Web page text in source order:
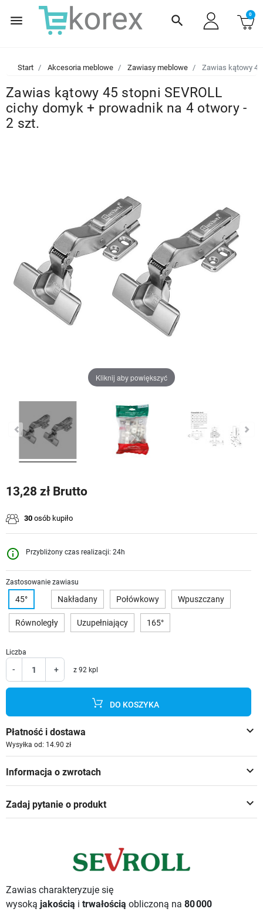
menu search 0
Start Akcesoria meblowe Zawiasy meblowe Zawias kątowy
Zawias kątowy 45 stopni SEVROLL
cichy domyk + prowadnik na 4 otwory -
2 szt.
Kliknij aby powiększyć
13,28 zł Brutto
30 osób kupiło
info_outline Przybliżony czas realizacji: 24h
Zastosowanie zawiasu
45° Nakładany Połówkowy Wpuszczany
Równoległy Uzupełniający 165°
Liczba
- + z 92 kpl
DO KOSZYKA
keyboard_arrow_down
Płatność i dostawa
Wysyłka od: 14.90 zł
keyboard_arrow_down
Informacja o zwrotach
keyboard_arrow_down
Zadaj pytanie o produkt
Zawias charakteryzuje się
wysoką jakością i trwałością obliczoną na 80 000